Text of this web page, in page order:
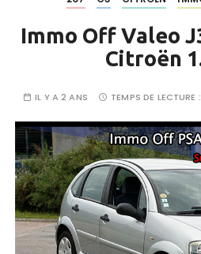
Immo Off Valeo
Citroën
IL Y A 2 ANS TEMPS DE LECTURE :